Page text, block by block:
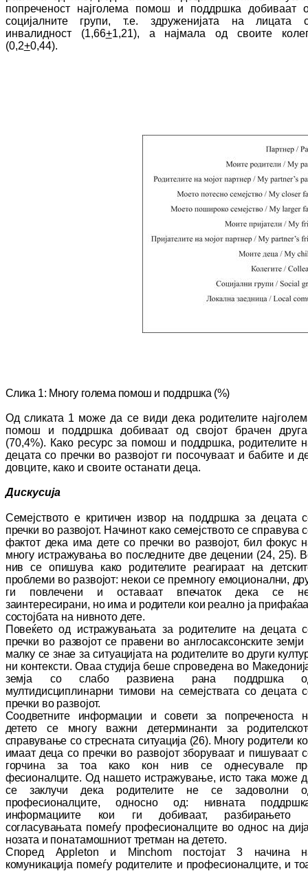
попреченост најголема помош и под­дрш­ка добиваат
социјалните групи, т.е. здру­же­нијата на лицата
инвалидност (1,66+1,21), а најмала од своите
(0,2+0,44).
Слика 1: Многу голема помош и поддршка (%)
Од сликата 1 може да се види дека ро­ди­те­ли­те
помош и поддршка добиваат од сво­јот брачен
(70,4%). Како ресурс за по­мош и поддршка, родителите
децата со преч­ки во развојот ги посочуваат и бабите и
довците, како и своите останати деца.
Дискусија
Семејството е критичен извор на поддршка за децата
пречки во развојот. Начинот ка­ко семејството се справува
фактот дека има дете со пречки во развојот, бил фокус
многу истражувања во последните две де­це­нии (24, 25).
нив се опишува како ро­ди­те­лите реагираат на
проблеми во раз­војот: некои се премногу емоционални,
ги повлечени и оставаат впечаток дека се
заинтересирани, но има и родители кои реал­но ја
состојбата на нивното дете.
Повеќето од истражувањата за родителите на децата
пречки во развојот се правени во англосаксонските земји
малку се знае за си­туацијата на родителите во други
ни контексти. Оваа студија беше спроведена во
земја со слабо развиена рана под­дршка
мултидисциплинарни тимови на се­мејствата со децата
пречки во раз­во­јот.
Соодветните информации и совети за по­пре­че­носта
детето се многу важни детерминанти за
справување со стресната си­туа­ција (26). Многу родители
имаат деца со пречки во развојот зборуваат и пишуваат
горчина за тоа како кон нив се однесувале
фесионалците. Од нашето истражување, исто така може
се заклучи дека родителите не се задоволни
професионалците, односно од: нивната
информациите кои ги до­биваат, разбирањето
согласувањата по­ме­ѓу професионалците во однос на
нозата и понатамошниот третман на детето.
Според Appleton и Minchomпостојат 3 начина
комуникација по­ме­ѓу родителите и професионалците, и